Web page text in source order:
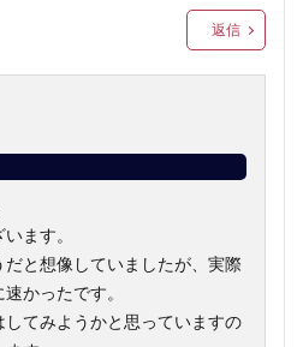
返信
ます。
と想像していましたが、実際
かったです。
てみようかと思っていますの